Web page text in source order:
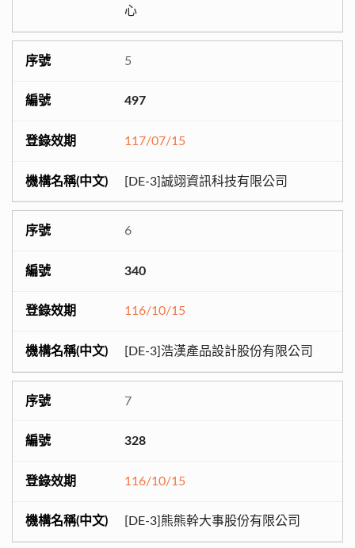
心
5
497
117/07/15
[DE-3]誠翊資訊科技有限公司
6
340
116/10/15
[DE-3]浩漢產品設計股份有限公司
7
328
116/10/15
[DE-3]熊熊幹大事股份有限公司